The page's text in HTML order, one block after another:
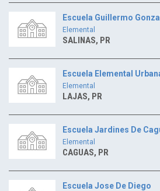
Escuela Guillermo
Elemental
SALINAS, PR
Escuela Elemental
Elemental
LAJAS, PR
Escuela Jardines De
Elemental
CAGUAS, PR
Escuela Jose De Diego